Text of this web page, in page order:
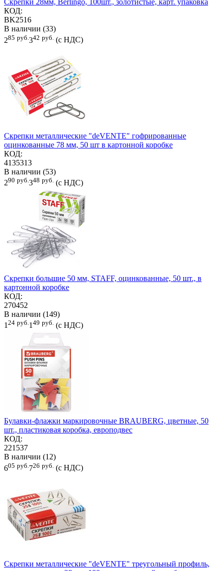
Скрепки 28мм, Berlingo, 100шт., золотистые, карт. упаковка
КОД:
BK2516
В наличии (33)
285 руб. 342 руб. (с НДС)
Скрепки металлические "deVENTE" гофрированные
оцинкованные 78 мм, 50 шт в картонной коробке
КОД:
4135313
В наличии (53)
290 руб. 348 руб. (с НДС)
Скрепки большие 50 мм, STAFF, оцинкованные, 50 шт., в
картонной коробке
КОД:
270452
В наличии (149)
1 24 руб.1 49 руб. (с НДС)
Булавки-флажки маркировочные BRAUBERG, цветные, 50
шт., пластиковая коробка, европодвес
КОД:
221537
В наличии (12)
605 руб. 726 руб. (с НДС)
Скрепки металлические "deVENTE" треугольный профиль,